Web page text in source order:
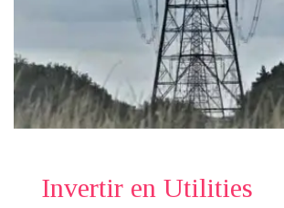
Invertir en Utilities